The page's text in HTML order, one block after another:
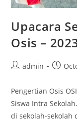
Upacara
Osis –
Postadmin
Post
Pengertian Osis
Siswa Intra
di sekolah-sekolah